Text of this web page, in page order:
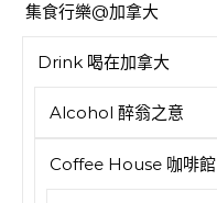
集食行樂@加拿大
Drink 喝在加拿大
Alcohol 醉翁之意
Coffee House 咖啡館